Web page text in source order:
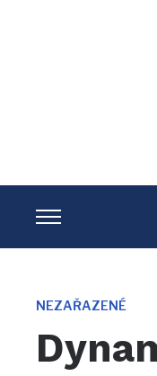
TOGGLE
SIDEBAR
NAVIGATION
NEZAŘAZENÉ